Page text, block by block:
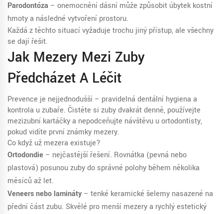
Parodontóza – onemocnění dásní může způsobit úbytek kostní
hmoty a následné vytvoření prostoru.
Každá z těchto situací vyžaduje trochu jiný přístup, ale všechny
se dají řešit.
Jak Mezery Mezi Zuby
Předcházet A Léčit
Prevence je nejjednodušší – pravidelná dentální hygiena a
kontrola u zubaře. Čistěte si zuby dvakrát denně, používejte
mezizubní kartáčky a nepodceňujte návštěvu u ortodontisty,
pokud vidíte první známky mezery.
Co když už mezera existuje?
Ortodondie – nejčastější řešení. Rovnátka (pevná nebo
plastová) posunou zuby do správné polohy během několika
měsíců až let.
Veneers nebo lamináty – tenké keramické šelemy nasazené na
přední část zubu. Skvělé pro menší mezery a rychlý estetický